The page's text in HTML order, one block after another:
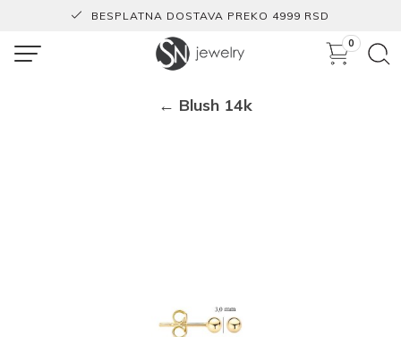
BESPLATNA DOSTAVA PREKO 4999 RSD
0
← Blush 14k